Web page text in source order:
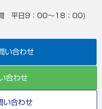
平日9：00〜18：00)
い合わせ
合わせ
い合わせ